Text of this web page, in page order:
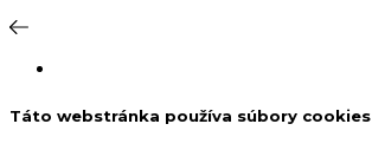
Táto webstránka používa súbory cookies